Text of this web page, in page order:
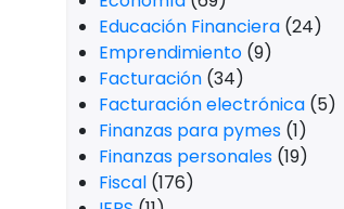
Educación Financiera (24)
Emprendimiento (9)
Facturación (34)
Facturación electrónica (5)
Finanzas para pymes (1)
Finanzas personales (19)
Fiscal (176)